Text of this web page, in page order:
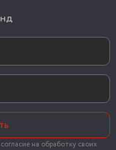
на обработку своих